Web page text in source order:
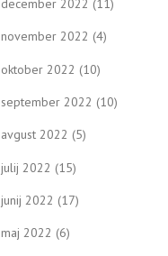
december 2022 (11)
november 2022 (4)
oktober 2022 (10)
september 2022 (10)
avgust 2022 (5)
julij 2022 (15)
junij 2022 (17)
maj 2022 (6)